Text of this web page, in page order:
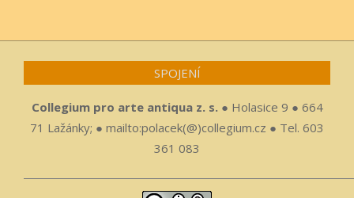
SPOJENÍ
Collegium pro arte antiqua z. s. ● Holasice 9 ● 664
71 Lažánky; ● mailto:polacek(@)collegium.cz ● Tel. 603
361 083